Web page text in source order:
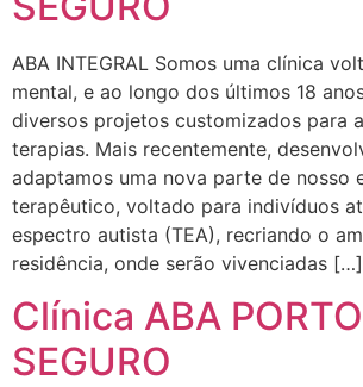
ABA INTEGRAL Somos uma clínica
mental, e ao longo dos últimos 18
diversos projetos customizados para
terapias. Mais recentemente,
adaptamos uma nova parte de nosso
terapêutico, voltado para indivíduos
espectro autista (TEA), recriando o
residência, onde serão vivenciadas […]
Clínica ABA PORTO
SEGURO